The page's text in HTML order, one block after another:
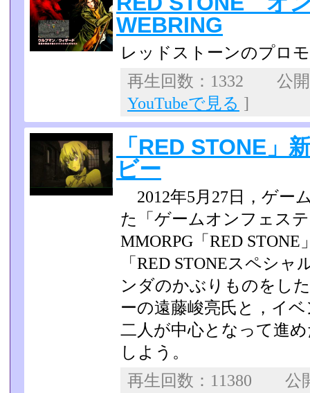
WEBRING
レッドストーンのプロ
再生回数：1332 公
YouTubeで見る ]
「RED STONE」
ビー
2012年5月27日，ゲー
た「ゲームオンフェス
MMORPG「RED
「RED STONEスペシ
ンダのかぶりものをし
ーの遠藤峻亮氏と，イ
二人が中心となって進
しよう。
再生回数：11380 公